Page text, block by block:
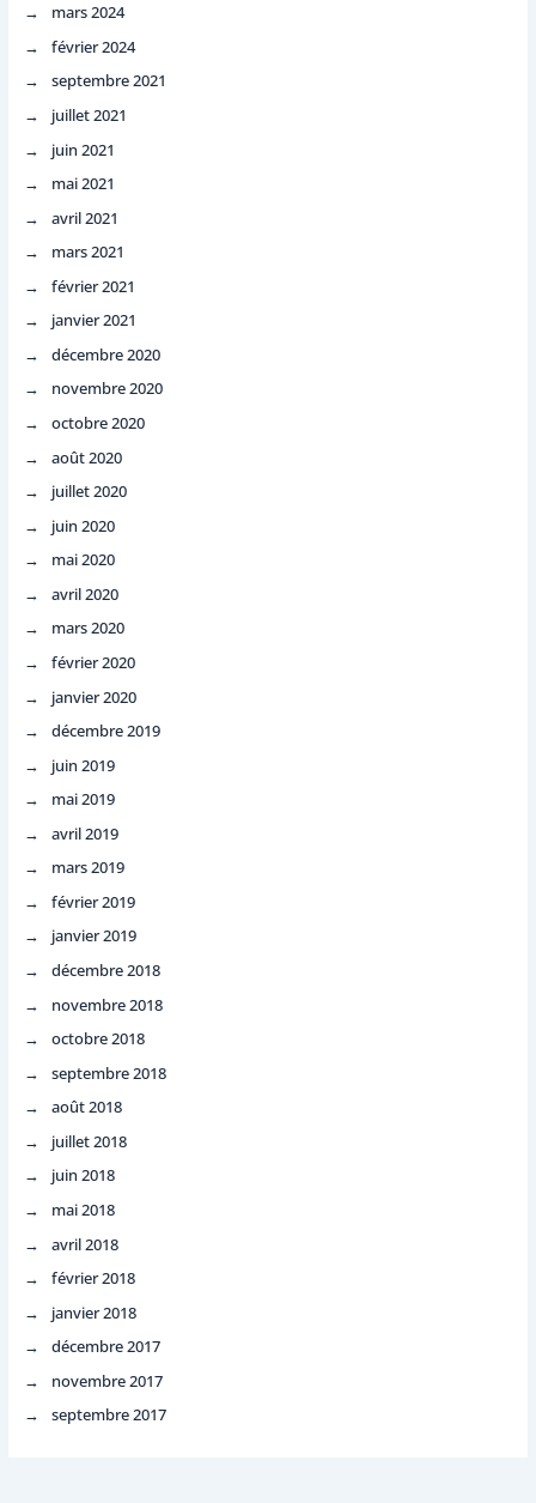
mars 2024
février 2024
septembre 2021
juillet 2021
juin 2021
mai 2021
avril 2021
mars 2021
février 2021
janvier 2021
décembre 2020
novembre 2020
octobre 2020
août 2020
juillet 2020
juin 2020
mai 2020
avril 2020
mars 2020
février 2020
janvier 2020
décembre 2019
juin 2019
mai 2019
avril 2019
mars 2019
février 2019
janvier 2019
décembre 2018
novembre 2018
octobre 2018
septembre 2018
août 2018
juillet 2018
juin 2018
mai 2018
avril 2018
février 2018
janvier 2018
décembre 2017
novembre 2017
septembre 2017